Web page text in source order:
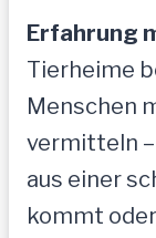
Erfahrung
Tierheime
Menschen
vermitteln –
aus einer
kommt